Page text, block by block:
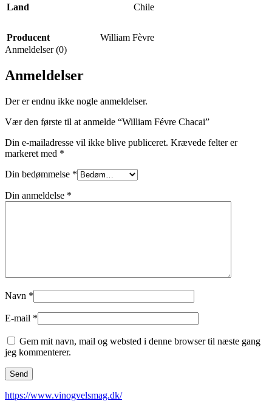
Land Chile
Producent
William Fèvre
Anmeldelser (0)
Anmeldelser
Der er endnu ikke nogle anmeldelser.
Vær den første til at anmelde “William Févre Chacai”
Din e-mailadresse vil ikke blive publiceret. Krævede felter er
markeret med *
Din bedømmelse *
Din anmeldelse *
Navn *
E-mail *
Gem mit navn, mail og websted i denne browser til næste gang
jeg kommenterer.
https://www.vinogvelsmag.dk/